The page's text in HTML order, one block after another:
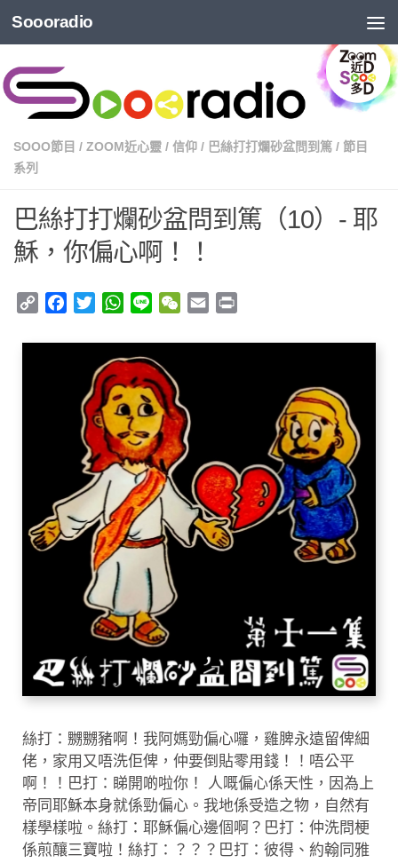
Soooradio
SOOO節目 / ZOOM近心靈 / 信仰 / 巴絲打打爛砂盆問到篤 / 節目
系列
巴絲打打爛砂盆問到篤（10）- 耶
穌，你偏心啊！！
Copy
Facebook
TwitterWhatsApp
Line WeChat
Email
絲打：嬲嬲豬啊！我阿媽勁偏心囉，雞脾永遠留俾細
佬，家用又唔洗佢俾，仲要倒貼零用錢！！唔公平
啊！！巴打：睇開啲啦你！ 人嘅偏心係天性，因為上
帝同耶穌本身就係勁偏心。我地係受造之物，自然有
樣學樣啦。絲打：耶穌偏心邊個啊？巴打：仲洗問梗
係煎釀三寶啦！絲打：？？？巴打：彼得、約翰同雅